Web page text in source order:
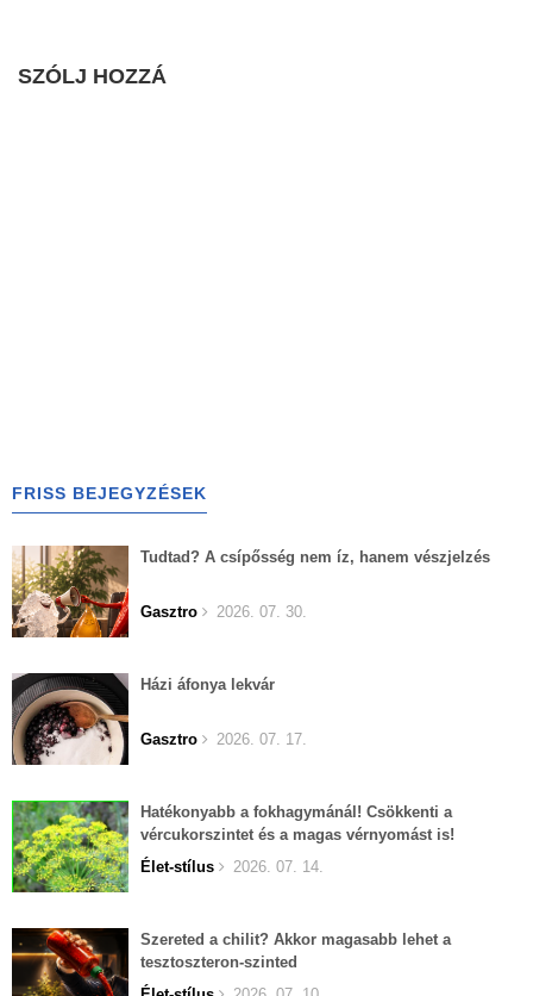
SZÓLJ HOZZÁ
FRISS BEJEGYZÉSEK
Tudtad? A csípősség nem íz, hanem vészjelzés
Gasztro 2026. 07. 30.
Házi áfonya lekvár
Gasztro 2026. 07. 17.
Hatékonyabb a fokhagymánál! Csökkenti a
vércukorszintet és a magas vérnyomást is!
Élet-stílus
2026. 07. 14.
Szereted a chilit? Akkor magasabb lehet a
tesztoszteron-szinted